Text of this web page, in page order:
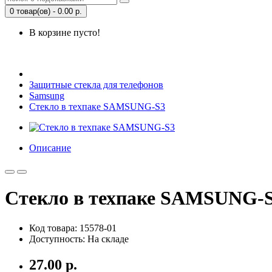
0 товар(ов) - 0.00 р.
В корзине пусто!
Защитные стекла для телефонов
Samsung
Стекло в техпаке SAMSUNG-S3
Описание
Стекло в техпаке SAMSUNG-
Код товара: 15578-01
Доступность: На складе
27.00 р.